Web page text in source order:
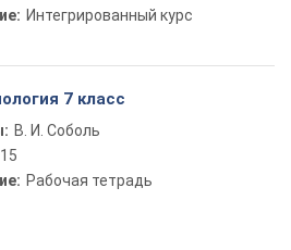
Интегрированный курс
7 класс
В. И. Соболь
Рабочая тетрадь